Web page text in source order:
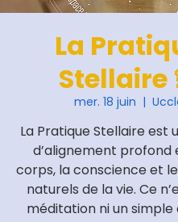
La
Stellaire
mer. 18 juin
  |
La Pratique Stellaire est
d’alignement profond
corps, la conscience et
naturels de la vie. Ce
méditation ni un